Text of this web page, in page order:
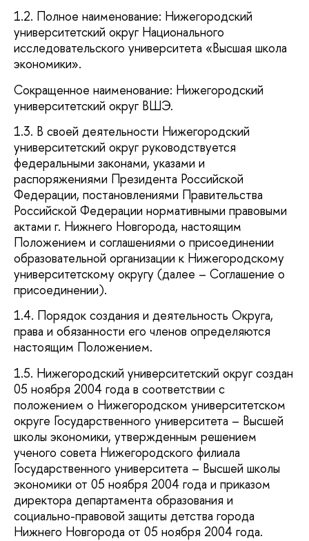
1.2. Полное наименование: Нижегородский
университетский округ Национального
исследовательского университета «Высшая школа
экономики».
Сокращенное наименование: Нижегородский
университетский округ ВШЭ.
1.3. В своей деятельности Нижегородский
университетский округ руководствуется
федеральными законами, указами и
распоряжениями Президента Российской
Федерации, постановлениями Правительства
Российской Федерации нормативными правовыми
актами г. Нижнего Новгорода, настоящим
Положением и соглашениями о присоединении
образовательной организации к Нижегородскому
университетскому округу (далее – Соглашение о
присоединении).
1.4. Порядок создания и деятельность Округа,
права и обязанности его членов определяются
настоящим Положением.
1.5. Нижегородский университетский округ создан
05 ноября 2004 года в соответствии с
положением о Нижегородском университетском
округе Государственного университета – Высшей
школы экономики, утвержденным решением
ученого совета Нижегородского филиала
Государственного университета – Высшей школы
экономики от 05 ноября 2004 года и приказом
директора департамента образования и
социально-правовой защиты детства города
Нижнего Новгорода от 05 ноября 2004 года.